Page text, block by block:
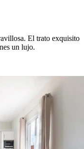
El trato exquisito
un lujo.